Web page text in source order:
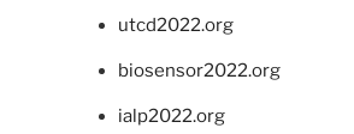
utcd2022.org
biosensor2022.org
ialp2022.org